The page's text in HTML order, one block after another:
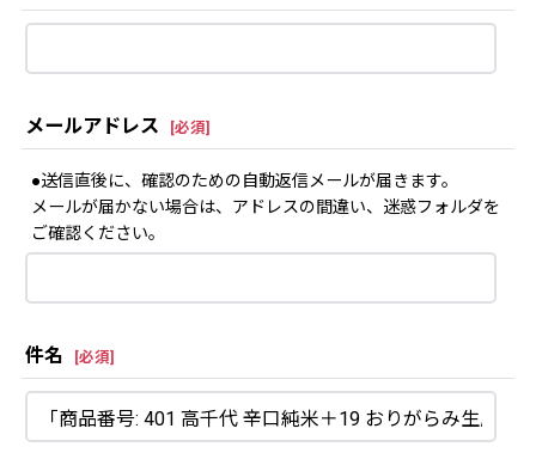
メールアドレス [必須]
●送信直後に、確認のための自動返信メールが届きます。
メールが届かない場合は、アドレスの間違い、迷惑フォルダを
ご確認ください。
件名 [必須]